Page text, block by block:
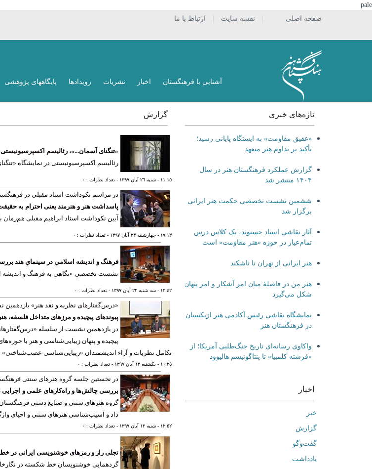
pale
ارتباط با ما نقشه سایت صفحه اصلی
آشنایی با فرهنگستان اخبار نشریات رویدادها پایگاههای پژوهشی
گزارش
«تنگنای آسمان...»، رئالیسم اکسپرسیونیستی
رئالیسم اکسپرسیونیستی در نمایشگاه
١١:١٥ - شنبه ٢٦ آبان ١٣٩٧ - تعداد نظرات : ٠
در مراسم نکوداشت استاد مقبلی در
پاسداشت هنر و هنرمند یعنی احترام به
آیین نکوداشت استاد ابراهیم مقبلی
١٧:١٣ - چهارشنبه ٢٣ آبان ١٣٩٧ - تعداد نظرات : ٠
فرهنگ و انديشه اسلامي در سينماي هند
نشست تخصصي «‌نگاهي به فرهنگ و انديشه
١٣:٤٢ - سه شنبه ٢٢ آبان ١٣٩٧ - تعداد نظرات : ٠
«درس‌گفتارهای نظریه و نقد هنر» یازدهمین
پیوندهای پیچیده و مرزهای متداخل
در یازدهمین نشست از سلسله
پیچیده و پنهان زیبایی‌شناسی و هنر با
تکامل نظریات و آراء اندیشمندان «زیبایی‌شناسی
١٠:٢٥ - يکشنبه ١٣ آبان ١٣٩٧ - تعداد نظرات : ٠
در نخستین جلسه گروه هنرهای سنتی
بررسی چالش‌ها و راه‌کارهای علمی و
گروه هنرهای سنتی و صنایع دستی
داد و آسیب‌شناسی هنرهای سنتی و احیای
١٢:٥٢ - شنبه ١٢ آبان ١٣٩٧ - تعداد نظرات : ٠
تجلی راز و رمزهای خوشنویسی ایرانی در
گردهمایی خوشنویسان خط شکسته در
تازه‌های خبری
«عقیق مقاومت» به ایستگاه پایانی رسید؛
تأکید بر تداوم هنر متعهد
گزارش عملکرد فرهنگستان هنر در سال
۱۴۰۴ منتشر شد
ششمین نشست تخصصی حکمت هنر ایرانی
برگزار شد
آثار نقاشی استاد حسنوند، یک کلاس درس
تمام‌عیار در حوزه «هنر مقاومت» است
هنر ایرانی از تهران تا تاشکند
هنر من در فاصلۀ میان امر آشکار و امر پنهان
شکل می‌گیرد
نمایشگاه نقاشی رئیس آکادمی هنر ازبکستان
در فرهنگستان هنر
واکاوی رسانه‌ای تاریخ جنگ‌طلبی آمریکا؛ از
«فرشته کلمبیا» تا پنتاگونیسم هالیوود
اخبار
خبر
گزارش
گفت‌وگو
یادداشت